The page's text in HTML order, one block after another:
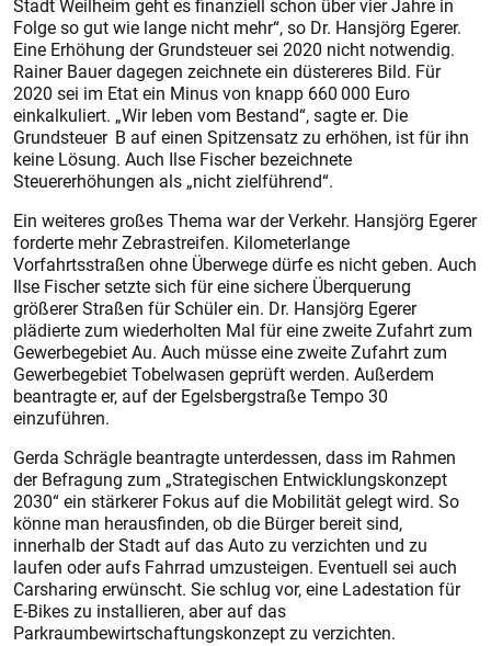
Stadt Weilheim geht es finanziell schon über vier Jahre in
Folge so gut wie lange nicht mehr“, so Dr. Hansjörg Egerer.
Eine Erhöhung der Grundsteuer sei 2020 nicht notwendig.
Rainer Bauer dagegen zeichnete ein düstereres Bild. Für
2020 sei im Etat ein Minus von knapp 660 000 Euro
einkalkuliert. „Wir leben vom Bestand“, sagte er. Die
Grundsteuer B auf einen Spitzensatz zu erhöhen, ist für ihn
keine Lösung. Auch Ilse Fischer bezeichnete
Steuererhöhungen als „nicht zielführend“.
Ein weiteres großes Thema war der Verkehr. Hansjörg Egerer
forderte mehr Zebrastreifen. Kilometerlange
Vorfahrtsstraßen ohne Überwege dürfe es nicht geben. Auch
Ilse Fischer setzte sich für eine sichere Überquerung
größerer Straßen für Schüler ein. Dr. Hansjörg Egerer
plädierte zum wiederholten Mal für eine zweite Zufahrt zum
Gewerbegebiet Au. Auch müsse eine zweite Zufahrt zum
Gewerbegebiet Tobelwasen geprüft werden. Außerdem
beantragte er, auf der Egelsbergstraße Tempo 30
einzuführen.
Gerda Schrägle beantragte unterdessen, dass im Rahmen
der Befragung zum „Strategischen Entwicklungskonzept
2030“ ein stärkerer Fokus auf die Mobilität gelegt wird. So
könne man herausfinden, ob die Bürger bereit sind,
innerhalb der Stadt auf das Auto zu verzichten und zu
laufen oder aufs Fahrrad umzusteigen. Eventuell sei auch
Carsharing erwünscht. Sie schlug vor, eine Ladestation für
E-Bikes zu installieren, aber auf das
Parkraumbewirtschaftungskonzept zu verzichten.